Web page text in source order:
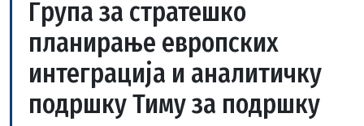
Група за стратешко
планирање европских
интеграција и аналитичку
подршку Тиму за подршку